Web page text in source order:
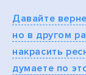
Давайте
но в другом
накрасить
думаете по